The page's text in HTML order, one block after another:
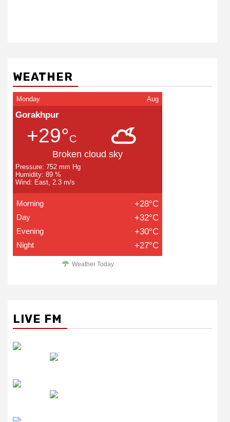
WEATHER
Monday Aug
Gorakhpur
+29°C
Broken cloud sky
Pressure: 752 mm Hg
Humidity: 89 %
Wind: East, 2.3 m/s
Morning +28°C
Day +32°C
Evening +30°C
Night +27°C
Weather Today
LIVE FM